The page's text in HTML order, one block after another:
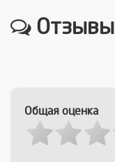
Отзывы
Общая оценка